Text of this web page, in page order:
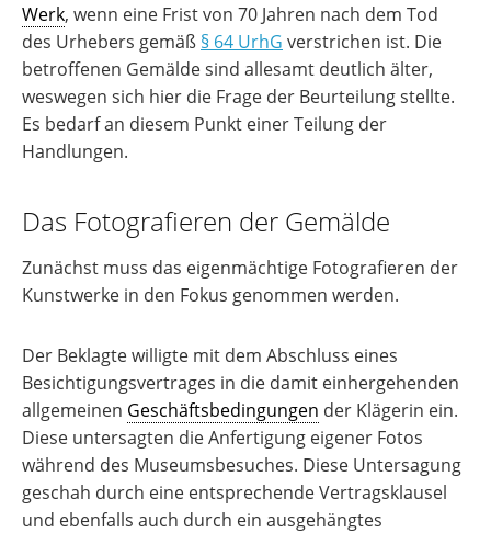
Werk, wenn eine Frist von 70 Jahren nach dem Tod
des Urhebers gemäß § 64 UrhG verstrichen ist. Die
betroffenen Gemälde sind allesamt deutlich älter,
weswegen sich hier die Frage der Beurteilung stellte.
Es bedarf an diesem Punkt einer Teilung der
Handlungen.
Das Fotografieren der Gemälde
Zunächst muss das eigenmächtige Fotografieren der
Kunstwerke in den Fokus genommen werden.
Der Beklagte willigte mit dem Abschluss eines
Besichtigungsvertrages in die damit einhergehenden
allgemeinen Geschäftsbedingungen der Klägerin ein.
Diese untersagten die Anfertigung eigener Fotos
während des Museumsbesuches. Diese Untersagung
geschah durch eine entsprechende Vertragsklausel
und ebenfalls auch durch ein ausgehängtes